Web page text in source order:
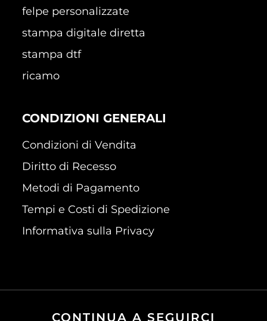
felpe personalizzate
stampa digitale diretta
stampa dtf
ricamo
CONDIZIONI GENERALI
Condizioni di Vendita
Diritto di Recesso
Metodi di Pagamento
Tempi e Costi di Spedizione
Informativa sulla Privacy
CONTINUA A SEGUIRCI